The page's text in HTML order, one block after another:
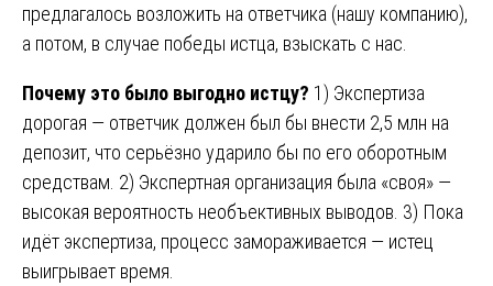
предлагалось возложить на ответчика (нашу компанию),
а потом, в случае победы истца, взыскать с нас.
Почему это было выгодно истцу? 1) Экспертиза
дорогая — ответчик должен был бы внести 2,5 млн на
депозит, что серьёзно ударило бы по его оборотным
средствам. 2) Экспертная организация была «своя» —
высокая вероятность необъективных выводов. 3) Пока
идёт экспертиза, процесс замораживается — истец
выигрывает время.